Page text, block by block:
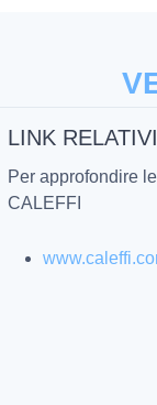
LINK RELATIVI
Per approfondire
CALEFFI